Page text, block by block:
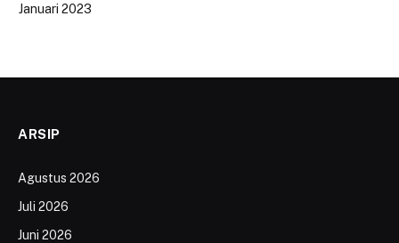
Januari 2023
ARSIP
Agustus 2026
Juli 2026
Juni 2026